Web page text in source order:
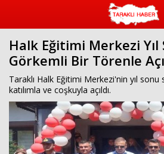
Halk Eğitimi Merkezi Yıl
Görkemli Bir Törenle
Taraklı Halk Eğitimi Merkezi'nin yıl
katılımla ve coşkuyla açıldı.